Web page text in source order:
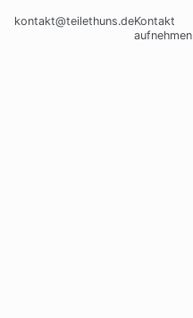
kontakt@teilethuns.deKontakt
aufnehmen